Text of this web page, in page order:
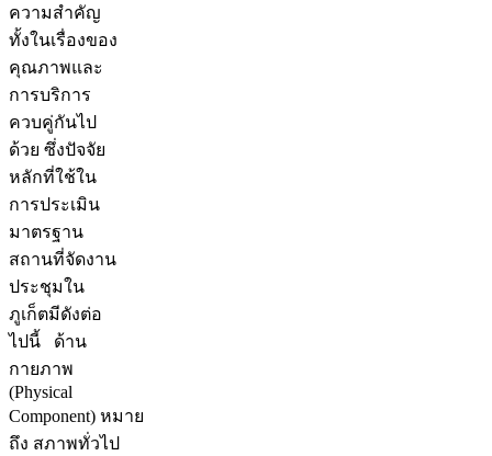
ความสำคัญ
ทั้งในเรื่องของ
คุณภาพและ
การบริการ
ควบคู่กันไป
ด้วย ซึ่งปัจจัย
หลักที่ใช้ใน
การประเมิน
มาตรฐาน
สถานที่จัดงาน
ประชุมใน
ภูเก็ตมีดังต่อ
ไปนี้ ด้าน
กายภาพ
(Physical
Component) หมาย
ถึง สภาพทั่วไป